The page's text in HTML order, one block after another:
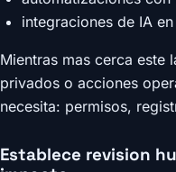
integraciones de IA
Mientras mas cerca este
privados o acciones
necesita: permisos,
Establece revision